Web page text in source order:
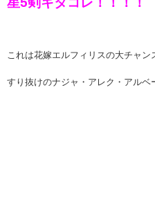
これは花嫁エルフィリスの大チャン
すり抜けのナジャ・アレク・アルベ